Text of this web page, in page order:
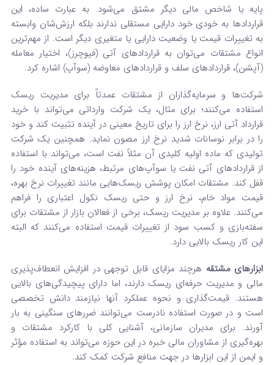
پایه یا شاخص مالی دیگر مشتق می‌شود. به عبارت ساده، این
قراردادها به خودی خود دارایی مستقلی ندارند بلکه ارزش‌شان وابسته
به تغییرات قیمت یا وضعیت دارایی یا متغیری دیگر است. از مهم‌ترین
انواع مشتقات می‌توان به قراردادهای آتی (فیوچرز)، اختیار معامله
(آپشن)، قراردادهای سلف و قراردادهای معاوضه (سوآپ) اشاره کرد.
شرکت‌ها و سرمایه‌گذاران از مشتقات عمدتاً برای مدیریت ریسک
استفاده می‌کنند؛ برای مثال، یک شرکت وارداتی می‌تواند با خرید
قرارداد آتی ارز، نرخ ارز را برای تاریخ معینی در آینده تثبیت کند و خود
را در برابر نوسانات شدید نرخ ارز مصون نماید. همچنین یک شرکت
تولیدی که ماده اولیه کلیدی آن مثلاً نفت است، می‌تواند با استفاده
از قراردادهای آتی نفت یا سوآپ‌های مرتبط، هزینه‌های آینده خود را
قفل کند. مشتقات امکان پوشش ریسک‌هایی مانند تغییرات نرخ بهره،
قیمت مواد خام، نرخ ارز و حتی ریسک نکول اعتباری را فراهم
می‌کنند. علاوه بر مدیریت ریسک، برخی از فعالان بازار از مشتقات برای
سفته‌بازی و کسب سود از تغییرات قیمت استفاده می‌کنند که البته
این کار ریسک بالایی دارد.
ابزارهای مشتقه هرچند مزایای قابل توجهی در افزایش انعطاف‌پذیری
مالی و مدیریت حرفه‌ای ریسک دارند، اما دارای پیچیدگی‌های بالایی
هستند. قیمت‌گذاری و نحوه عملکرد آنها نیازمند دانش تخصصی
است و در صورت استفاده نادرست می‌توانند ضررهای سنگینی به بار
آورند. برای مدیران سازمانی، آشنایی کلی با کارکرد مشتقات و
بهره‌گیری از مشاوران مالی خبره در این حوزه می‌تواند به استفاده مؤثر
و ایمن از این ابزارها در جهت منافع شرکت کمک کند.